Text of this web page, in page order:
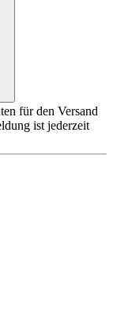
für den Versand
ist jederzeit